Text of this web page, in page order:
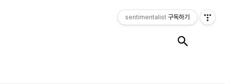
sentimentalist 구독하기